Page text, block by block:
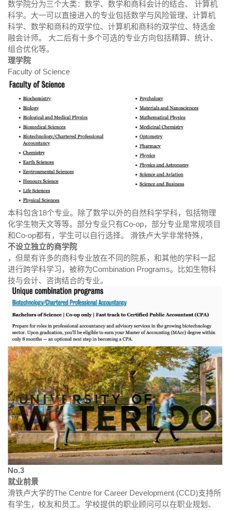
数学院分为三个大类：数学、数学和商科会计的结合、 计算机
科学。大一可以直接进入的专业包括数学与风险管理、计算机
科学、数学和商科的双学位、计算机和商科的双学位、特选金
融会计师。 大二后有十多个可选的专业方向包括精算、统计、
组合优化等。
理学院
Faculty of Science
本科包含18个专业。除了数学以外的自然科学学科，包括物理
化学生物天文等等。部分专业只有Co-op，部分专业是常规项目
和Co-op都有，学生可以自行选择。 滑铁卢大学非常特殊，
不设立独立的商学院
，但是有许多的商科专业放在不同的院系，和其他的学科一起
进行跨学科学习，被称为Combination Programs。比如生物科
技与会计、咨询结合的专业。
No.3
就业前景
滑铁卢大学的The Centre for Career Development (CCD)支持所
有学生，校友和员工。学校提供的职业顾问可以在职业规划、